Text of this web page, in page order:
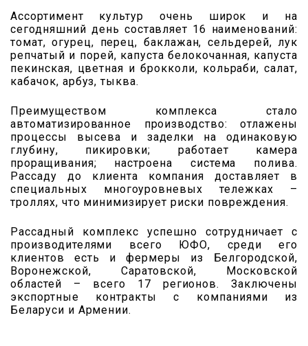
Ассортимент культур очень широк и на
сегодняшний день составляет 16 наименований:
томат, огурец, перец, баклажан, сельдерей, лук
репчатый и порей, капуста белокочанная, капуста
пекинская, цветная и брокколи, кольраби, салат,
кабачок, арбуз, тыква.
Преимуществом комплекса стало
автоматизированное производство: отлажены
процессы высева и заделки на одинаковую
глубину, пикировки; работает камера
проращивания; настроена система полива.
Рассаду до клиента компания доставляет в
специальных многоуровневых тележках –
троллях, что минимизирует риски повреждения.
Рассадный комплекс успешно сотрудничает с
производителями всего ЮФО, среди его
клиентов есть и фермеры из Белгородской,
Воронежской, Саратовской, Московской
областей – всего 17 регионов. Заключены
экспортные контракты с компаниями из
Беларуси и Армении.